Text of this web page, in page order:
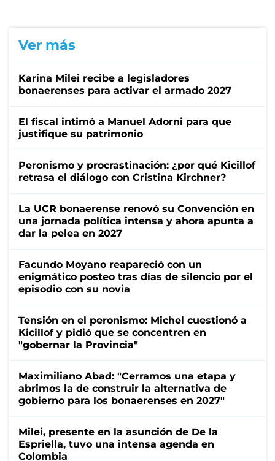
Ver más
Karina Milei recibe a legisladores
bonaerenses para activar el armado 2027
El fiscal intimó a Manuel Adorni para que
justifique su patrimonio
Peronismo y procrastinación: ¿por qué Kicillof
retrasa el diálogo con Cristina Kirchner?
La UCR bonaerense renovó su Convención en
una jornada política intensa y ahora apunta a
dar la pelea en 2027
Facundo Moyano reapareció con un
enigmático posteo tras días de silencio por el
episodio con su novia
Tensión en el peronismo: Michel cuestionó a
Kicillof y pidió que se concentren en
"gobernar la Provincia"
Maximiliano Abad: "Cerramos una etapa y
abrimos la de construir la alternativa de
gobierno para los bonaerenses en 2027"
Milei, presente en la asunción de De la
Espriella, tuvo una intensa agenda en
Colombia